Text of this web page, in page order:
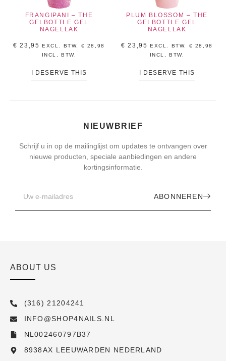
FRANGIPANI – THE
GELBOTTLE GEL
NAGELLAK
€ 23,95 EXCL. BTW. € 28,98
INCL, BTW.
I DESERVE THIS
PLUM BLOSSOM – THE
GELBOTTLE GEL
NAGELLAK
€ 23,95 EXCL. BTW. € 28,98
INCL, BTW.
I DESERVE THIS
NIEUWBRIEF
Schrijf u in op de mailinglijst om updates te ontvangen over
nieuwe producten, speciale aanbiedingen en andere
kortingsinformatie.
ABONNEREN
ABOUT US
(316) 21204241
INFO@SHOP4NAILS.NL
NL002460797B37
8938AX LEEUWARDEN NEDERLAND